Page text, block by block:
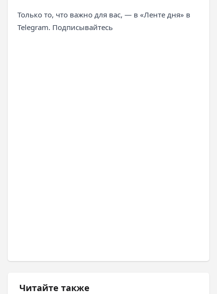
Только то, что важно для вас, — в «Ленте дня» в
Telegram. Подписывайтесь
Читайте также